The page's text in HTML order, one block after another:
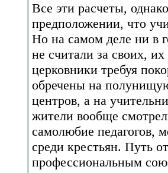
Все эти расчеты,
предположении, что
Но на самом деле ни в
не считали за своих,
церковники требуя
обречены на
центров, а на
жители вообще
самолюбие педагогов,
среди крестьян. Путь
профессиональным